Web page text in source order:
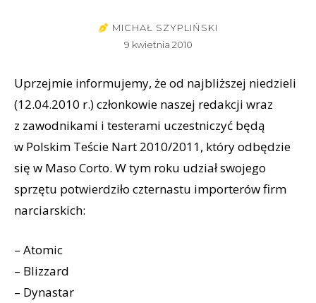
MICHAŁ SZYPLIŃSKI
9 kwietnia 2010
Uprzejmie informujemy, że od najbliższej niedzieli
(12.04.2010 r.) członkowie naszej redakcji wraz
z zawodnikami i testerami uczestniczyć będą
w Polskim Teście Nart 2010/2011, który odbędzie
się w Maso Corto. W tym roku udział swojego
sprzętu potwierdziło czternastu importerów firm
narciarskich:
– Atomic
– Blizzard
– Dynastar